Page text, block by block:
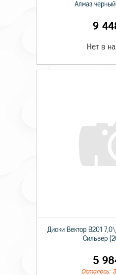
Алмаз
9
Нет в
Диски Вектор В201
Сильвер
5
Осталось: